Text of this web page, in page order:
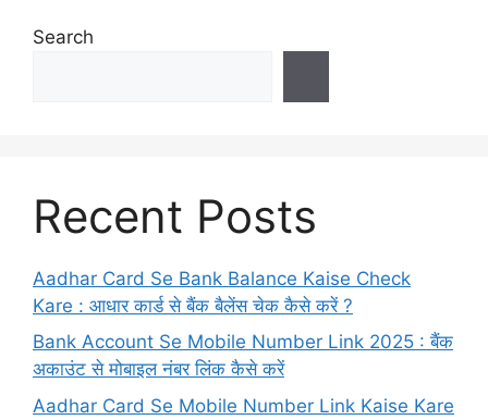
Search
Recent Posts
Aadhar Card Se Bank Balance Kaise Check
Kare : आधार कार्ड से बैंक बैलेंस चेक कैसे करें ?
Bank Account Se Mobile Number Link 2025 : बैंक
अकाउंट से मोबाइल नंबर लिंक कैसे करें
Aadhar Card Se Mobile Number Link Kaise Kare